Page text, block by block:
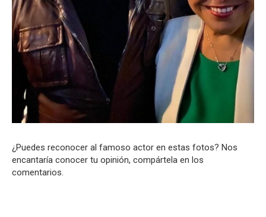
¿Puedes reconocer al famoso actor en estas fotos? Nos
encantaría conocer tu opinión, compártela en los
comentarios.